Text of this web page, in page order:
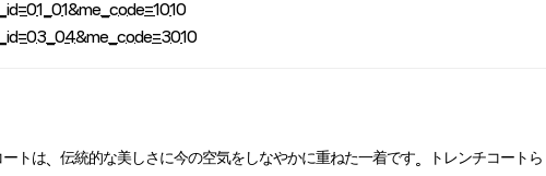
トは、伝統的な美しさに今の空気をしなやかに重ねた一着です。トレンチコート